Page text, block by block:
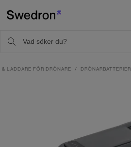
& LADDARE FÖR DRÖNARE DRÖNARBATTERIER